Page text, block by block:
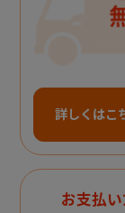
詳しくはこ
お支払